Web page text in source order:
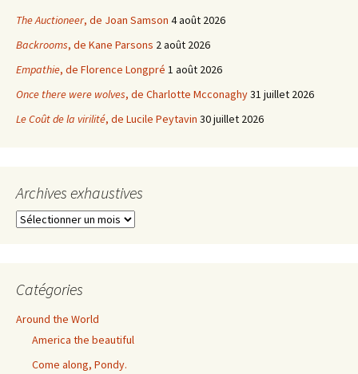
The Auctioneer, de Joan Samson 4 août 2026
Backrooms, de Kane Parsons 2 août 2026
Empathie, de Florence Longpré 1 août 2026
Once there were wolves, de Charlotte Mcconaghy31 juillet 2026
Le Coût de la virilité, de Lucile Peytavin 30 juillet 2026
Archives exhaustives
Archives
Catégories
Around the World
America the beautiful
Come along, Pondy.